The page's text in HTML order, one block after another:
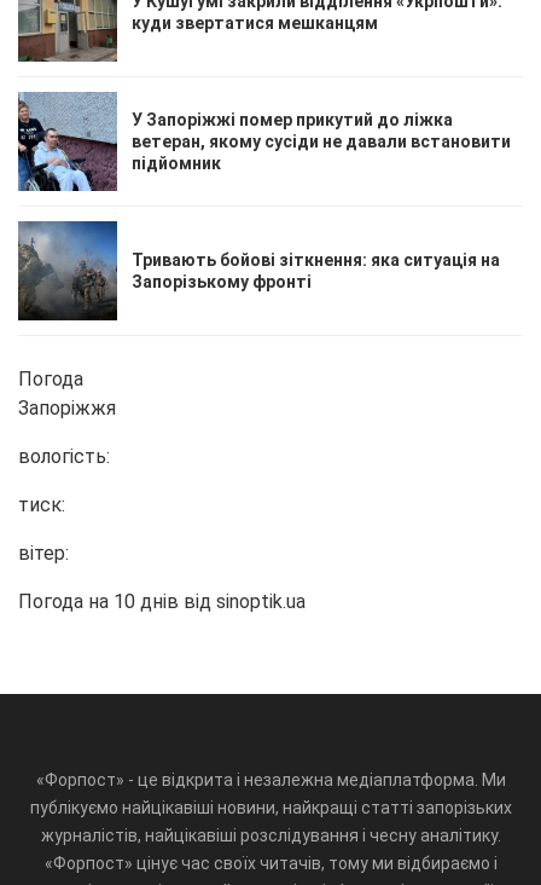
куди звертатися мешканцям
У Запоріжжі помер прикутий до ліжка
ветеран, якому сусіди не давали встановити
підйомник
Тривають бойові зіткнення: яка ситуація на
Запорізькому фронті
Погода
Запоріжжя
вологість:
тиск:
вітер:
Погода на 10 днів від sinoptik.ua
«Форпост» - це відкрита і незалежна медіаплатформа. Ми
публікуємо найцікавіші новини, найкращі статті запорізьких
журналістів, найцікавіші розслідування і чесну аналітику.
«Форпост» цінує час своїх читачів, тому ми відбираємо і